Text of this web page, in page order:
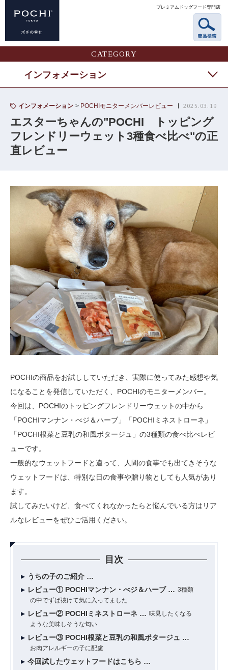
プレミアムドッグフード専門店
CATEGORY
インフォメーション
インフォメーション POCHIモニターメンバーレビュー 2025.03.19
エスターちゃんの"POCHI トッピング
フレンドリーウェット3種食べ比べ"の正
直レビュー
POCHIの商品をお試ししていただき、実際に使ってみた感想や気
になることを発信していただく、POCHIのモニターメンバー。
今回は、POCHIのトッピングフレンドリーウェットの中から
「POCHIマンナン・べジ＆ハーブ」「POCHIミネストローネ」
「POCHI根菜と豆乳の和風ポタージュ」の3種類の食べ比べレビ
ューです。
一般的なウェットフードと違って、人間の食事でも出てきそうな
ウェットフードは、特別な日の食事や贈り物としても人気があり
ます。
試してみたいけど、食べてくれなかったらと悩んでいる方はリア
ルなレビューをぜひご活用ください。
目次
うちの子のご紹介
レビュー① POCHIマンナン・べジ＆ハーブ
3種類
の中でずば抜けて気に入ってました
レビュー② POCHIミネストローネ
味見したくなる
ような美味しそうな匂い
レビュー③ POCHI根菜と豆乳の和風ポタージュ
お肉アレルギーの子に配慮
今回試したウェットフードはこちら